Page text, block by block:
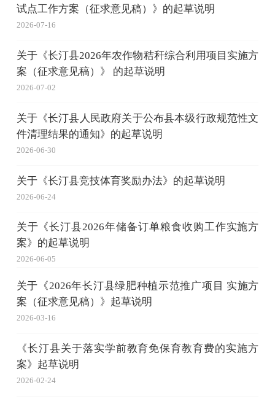
试点工作方案（征求意见稿）》的起草说明
2026-07-16
关于《长汀县2026年农作物秸秆综合利用项目实施方
案（征求意见稿）》 的起草说明
2026-07-02
关于《长汀县人民政府关于公布县本级行政规范性文
件清理结果的通知》的起草说明
2026-06-30
关于《长汀县竞技体育奖励办法》的起草说明
2026-06-24
关于《长汀县2026年储备订单粮食收购工作实施方
案》的起草说明
2026-06-05
关于《2026年长汀县绿肥种植示范推广项目 实施方
案（征求意见稿）》起草说明
2026-03-16
《长汀县关于落实学前教育免保育教育费的实施方
案》起草说明
2026-02-24